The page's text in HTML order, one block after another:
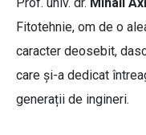
Fitotehnie, om de o
caracter deosebit,
care și-a dedicat
generații de ingineri.